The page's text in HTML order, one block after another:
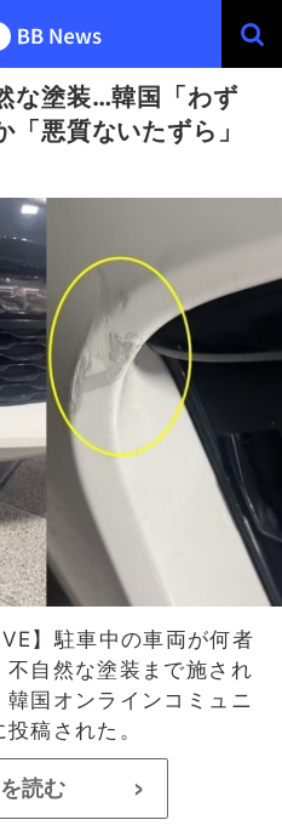
な塗装…韓国「わず
悪質ないたずら」
】駐車中の車両が何者
自然な塗装まで施され
国オンラインコミュニ
稿された。
読む >